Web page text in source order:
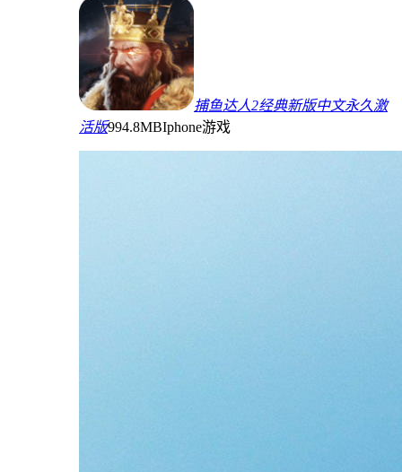
捕鱼达人2经典新版中文永久激
活版994.8MBIphone游戏